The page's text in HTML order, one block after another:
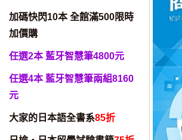
加碼快閃10本 全館滿500限時
加價購
任選2本 藍牙智慧筆4800元
任選4本 藍牙智慧筆兩組8160
元
大家的日本語全書系85折